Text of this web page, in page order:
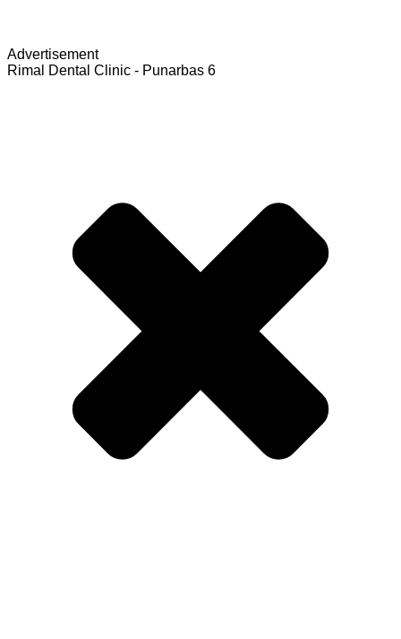
Advertisement
Rimal Dental Clinic - Punarbas 6